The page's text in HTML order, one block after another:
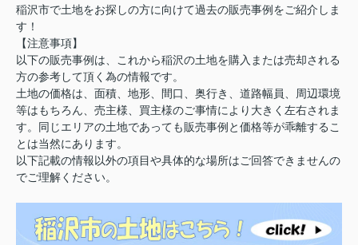
稲沢市で土地をお探しの方に向けて過去の販売事例をご紹介しま
す！
【注意事項】
以下の販売事例は、これから稲沢の土地を購入または売却される
方の参考して頂く為の情報です。
土地の価格は、面積、地形、間口、奥行き、道路幅員、周辺環境
等はもちろん、売主様、買主様のご事情により大きく左右されま
す。同じエリアの土地であっても販売事例と価格等が乖離するこ
とは当然にあります。
以下記載の情報以外の項目や具体的な場所はご回答できませんの
でご理解ください。